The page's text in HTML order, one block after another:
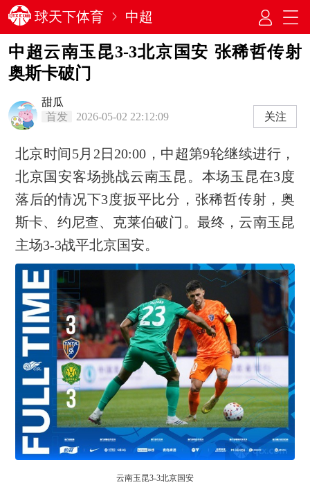
球天下体育 中超
中超云南玉昆3-3北京国安 张稀哲传射
奥斯卡破门
甜瓜
首发
2026-05-02 22:12:09 关注
北京时间5月2日20:00，中超第9轮继续进行，
北京国安客场挑战云南玉昆。本场玉昆在3度
落后的情况下3度扳平比分，张稀哲传射，奥
斯卡、约尼查、克莱伯破门。最终，云南玉昆
主场3-3战平北京国安。
云南玉昆3-3北京国安